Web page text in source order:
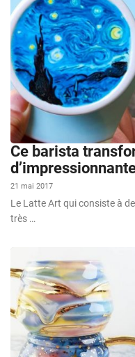
Ce barista
21 mai 2017
Le Latte Art qui consiste à
très …